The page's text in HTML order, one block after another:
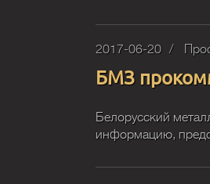
2017-06-20
БМЗ
Белорусский
информацию,